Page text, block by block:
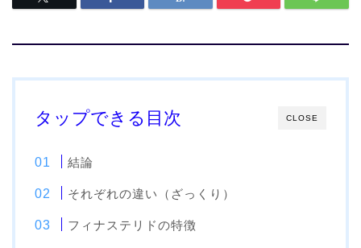
CLOSE
タップできる目次
結論
それぞれの違い（ざっくり）
フィナステリドの特徴